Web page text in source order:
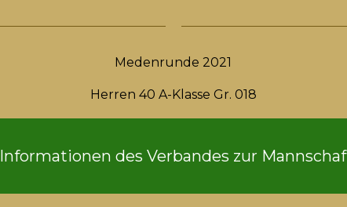
Medenrunde 2021
Herren 40 A-Klasse Gr. 018
Informationen des Verbandes zur